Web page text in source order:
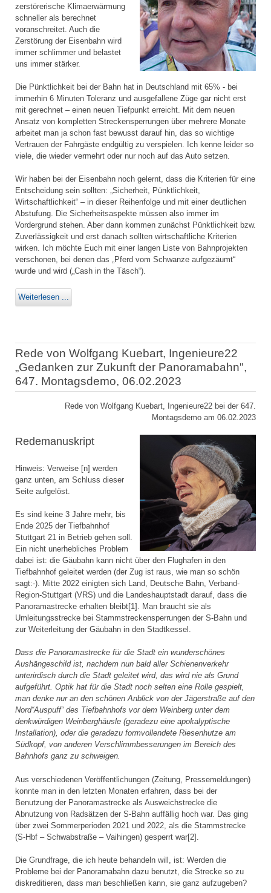
zerstörerische Klimaerwärmung
schneller als berechnet
voranschreitet. Auch die
Zerstörung der Eisenbahn wird
immer schlimmer und belastet
uns immer stärker.
Die Pünktlichkeit bei der Bahn hat in Deutschland mit 65% - bei
immerhin 6 Minuten Toleranz und ausgefallene Züge gar nicht erst
mit gerechnet – einen neuen Tiefpunkt erreicht. Mit dem neuen
Ansatz von kompletten Streckensperrungen über mehrere Monate
arbeitet man ja schon fast bewusst darauf hin, das so wichtige
Vertrauen der Fahrgäste endgültig zu verspielen. Ich kenne leider so
viele, die wieder vermehrt oder nur noch auf das Auto setzen.
Wir haben bei der Eisenbahn noch gelernt, dass die Kriterien für eine
Entscheidung sein sollten: „Sicherheit, Pünktlichkeit,
Wirtschaftlichkeit“ – in dieser Reihenfolge und mit einer deutlichen
Abstufung. Die Sicherheitsaspekte müssen also immer im
Vordergrund stehen. Aber dann kommen zunächst Pünktlichkeit bzw.
Zuverlässigkeit und erst danach sollten wirtschaftliche Kriterien
wirken. Ich möchte Euch mit einer langen Liste von Bahnprojekten
verschonen, bei denen das „Pferd vom Schwanze aufgezäumt“
wurde und wird („Cash in the Täsch“).
Weiterlesen ...
Rede von Wolfgang Kuebart, Ingenieure22
„Gedanken zur Zukunft der Panoramabahn",
647. Montagsdemo, 06.02.2023
Rede von Wolfgang Kuebart, Ingenieure22 bei der 647.
Montagsdemo am 06.02.2023
Redemanuskript
Hinweis: Verweise [n] werden
ganz unten, am Schluss dieser
Seite aufgelöst.
Es sind keine 3 Jahre mehr, bis
Ende 2025 der Tiefbahnhof
Stuttgart 21 in Betrieb gehen soll.
Ein nicht unerhebliches Problem
dabei ist: die Gäubahn kann nicht über den Flughafen in den
Tiefbahnhof geleitet werden (der Zug ist raus, wie man so schön
sagt:-). Mitte 2022 einigten sich Land, Deutsche Bahn, Verband-
Region-Stuttgart (VRS) und die Landeshauptstadt darauf, dass die
Panoramastrecke erhalten bleibt[1]. Man braucht sie als
Umleitungsstrecke bei Stammstreckensperrungen der S-Bahn und
zur Weiterleitung der Gäubahn in den Stadtkessel.
Dass die Panoramastrecke für die Stadt ein wunderschönes
Aushängeschild ist, nachdem nun bald aller Schienenverkehr
unterirdisch durch die Stadt geleitet wird, das wird nie als Grund
aufgeführt. Optik hat für die Stadt noch selten eine Rolle gespielt,
man denke nur an den schönen Anblick von der Jägerstraße auf den
Nord“Auspuff“ des Tiefbahnhofs vor dem Weinberg unter dem
denkwürdigen Weinberghäusle (geradezu eine apokalyptische
Installation), oder die geradezu formvollendete Riesenhutze am
Südkopf, von anderen Verschlimmbesserungen im Bereich des
Bahnhofs ganz zu schweigen.
Aus verschiedenen Veröffentlichungen (Zeitung, Pressemeldungen)
konnte man in den letzten Monaten erfahren, dass bei der
Benutzung der Panoramastrecke als Ausweichstrecke die
Abnutzung von Radsätzen der S-Bahn auffällig hoch war. Das ging
über zwei Sommerperioden 2021 und 2022, als die Stammstrecke
(S-Hbf – Schwabstraße – Vaihingen) gesperrt war[2].
Die Grundfrage, die ich heute behandeln will, ist: Werden die
Probleme bei der Panoramabahn dazu benutzt, die Strecke so zu
diskreditieren, dass man beschließen kann, sie ganz aufzugeben?